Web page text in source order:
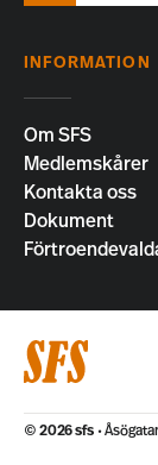
INFORMATION
Om SFS
Medlemskårer
Kontakta oss
Dokument
© 2026sfs